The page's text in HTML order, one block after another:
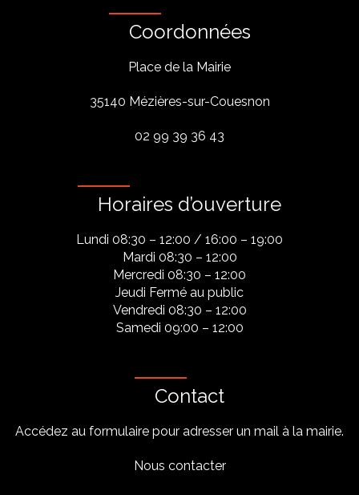
Coordonnées
Place de la Mairie
35140 Mézières-sur-Couesnon
02 99 39 36 43
Horaires d’ouverture
Lundi 08:30 – 12:00 / 16:00 – 19:00
Mardi 08:30 – 12:00
Mercredi 08:30 – 12:00
Jeudi Fermé au public
Vendredi 08:30 – 12:00
Samedi 09:00 – 12:00
Contact
Accédez au formulaire pour adresser un mail à la mairie.
Nous contacter